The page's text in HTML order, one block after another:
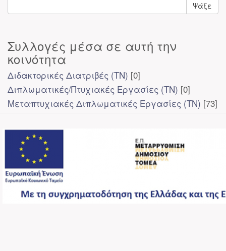
Ψάξε
Συλλογές μέσα σε αυτή την
κοινότητα
Διδακτορικές Διατριβές (ΤΝ) [0]
Διπλωματικές/Πτυχιακές Εργασίες (ΤΝ) [0]
Μεταπτυχιακές Διπλωματικές Εργασίες (ΤΝ) [73]